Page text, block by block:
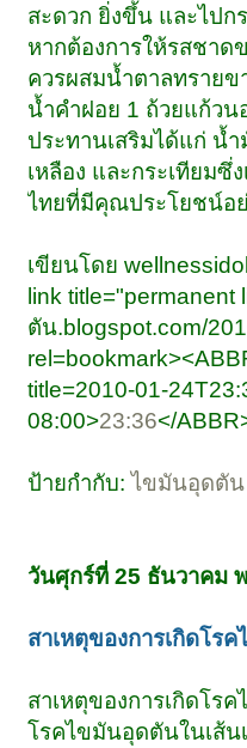
สะดวก ยิ่งขึ้น และไปก
หากต้องการให้รสชาด
ควรผสมน้ำตาลทราย
น้ำคำฝอย 1 ถ้วยแก้วน
ประทานเสริมได้แก่ น้
เหลือง และกระเทียมซึ่
ไทยที่มีคุณประโยชน์อย่
เขียนโดย
link title="permanent
ตัน.blogspot.com/
title=2010-01-
08:00>23:36</
ป้ายกำกับ:ไขมันอุดตัน
วันศุกร์ที่ 25 ธันวาคม
สาเหตุของการเกิดโร
สาเหตุของการเกิดโร
โรคไขมันอุดตันในเส้น